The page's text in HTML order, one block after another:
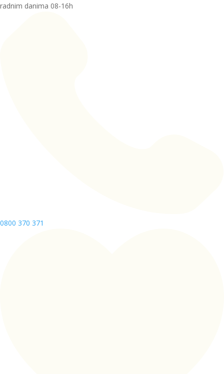
radnim danima 08-16h
0800 370 371